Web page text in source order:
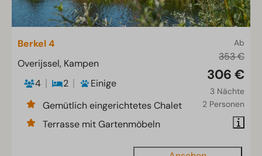
Ab
353 €
306 €
3 Nächte
2 Personen
Berkel 4
Overijssel, Kampen
4
2
Einige
Gemütlich eingerichtetes Chalet
Terrasse mit Gartenmöbeln